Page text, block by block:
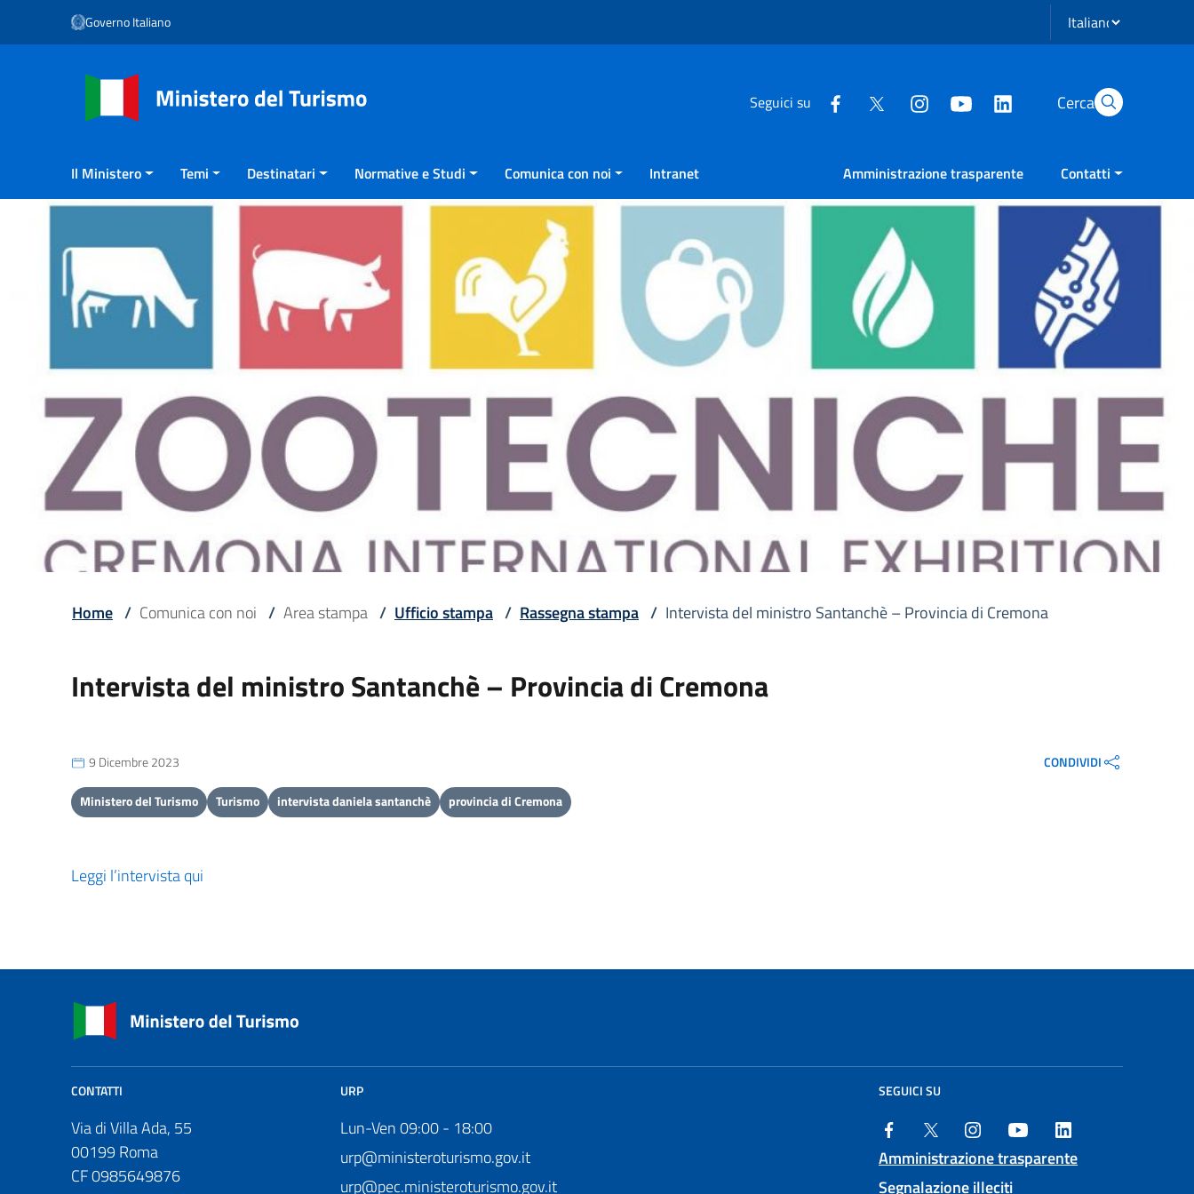
Vai ai contenuti
Vai al menu di navigazione
Governo Italiano Seleziona lingua
Seguici su Cerca
Il Ministero Temi Destinatari Normative e Studi Comunica con noi Intranet Amministrazione trasparente Contatti
Home / Comunica con noi / Area stampa / Ufficio stampa / Rassegna stampa / Intervista del ministro Santanchè – Provincia di Cremona
Intervista del ministro Santanchè – Provincia di Cremona
9 Dicembre 2023 CONDIVIDI
Ministero del Turismo Turismo intervista daniela santanchè provincia di Cremona
Leggi l’intervista qui
CONTATTI
Via di Villa Ada, 55
00199 Roma
CF 0985649876
URP
Lun-Ven 09:00 - 18:00
urp@ministeroturismo.gov.it
urp@pec.ministeroturismo.gov.it
SEGUICI SU
Amministrazione trasparente
Segnalazione illeciti